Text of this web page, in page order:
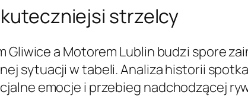
strzelcy
Gliwice a Motorem Lublin budzi spore
sytuacji w tabeli. Analiza historii
emocje i przebieg nadchodzącej